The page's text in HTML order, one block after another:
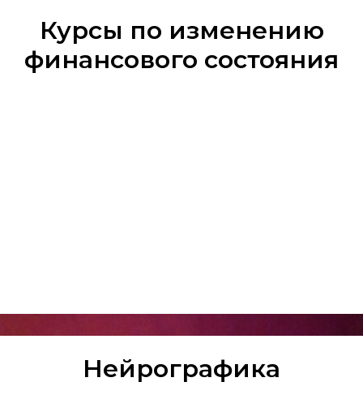
Курсы по изменению
финансового состояния
Нейрографика